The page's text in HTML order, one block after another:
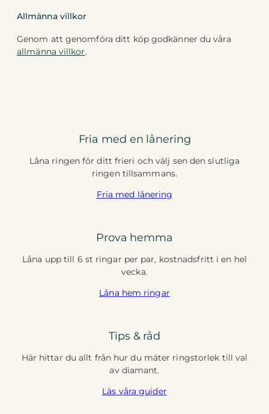
Allmänna villkor
Genom att genomföra ditt köp godkänner du våra
allmänna villkor.
Fria med en lånering
Låna ringen för ditt frieri och välj sen den slutliga
ringen tillsammans.
Fria med lånering
Prova hemma
Låna upp till 6 st ringar per par, kostnadsfritt i en hel
vecka.
Låna hem ringar
Tips & råd
Här hittar du allt från hur du mäter ringstorlek till val
av diamant.
Läs våra guider